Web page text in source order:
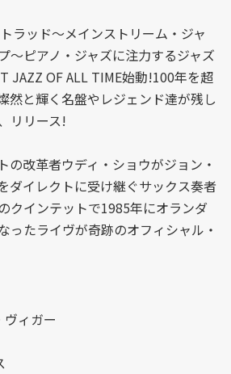
ラッド～メインストリーム・ジャ
～ピアノ・ジャズに注力するジャズ
JAZZ OF ALL TIME始動!100年を超
然と輝く名盤やレジェンド達が残し
リリース!
の改革者ウディ・ショウがジョン・
ダイレクトに受け継ぐサックス奏者
クインテットで1985年にオランダ
ったライヴが奇跡のオフィシャル・
ィガー